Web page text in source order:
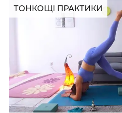
ТОНКОЩІ ПРАКТИКИ